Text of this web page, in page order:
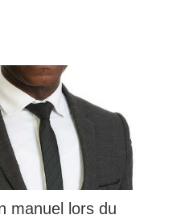
manuel lors du